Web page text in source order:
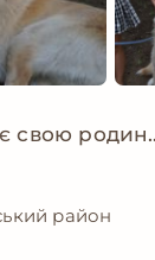
Астер
район